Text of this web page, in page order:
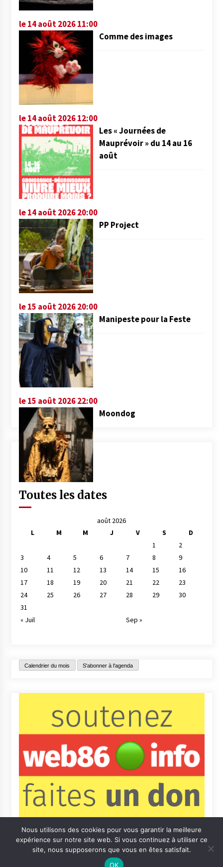
le 14 août 2026 11:00
Comme des images
le 14 août 2026 12:00
Les « Journées de
Mauprévoir » du 14 au 16
août
le 14 août 2026 20:00
PP Project
le 15 août 2026 20:00
Manipeste pour la Feste
le 15 août 2026 22:00
Moondog
Toutes les dates
août 2026
L
M M J V S
D
1
2
3
4 5 6 7 8
9
10
11 12 13 14 15
16
17
18 19 20 21 22
23
24
25 26 27 28 29
30
31
« Juil
Sep »
Calendrier du mois S'abonner à l'agenda
Nous utilisons des cookies pour vous garantir la meilleure
expérience sur notre site web. Si vous continuez à utiliser ce
site, nous supposerons que vous en êtes satisfait.
OK